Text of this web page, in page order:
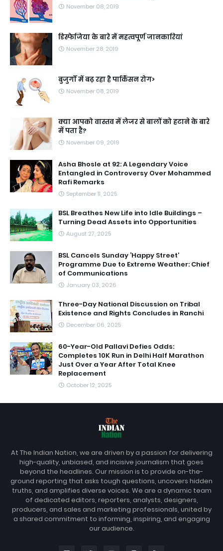
November 08, 2019
डिस्फेजिया के बारे में महत्वपूर्ण जानकारियां
November 28, 2019
बुजुर्गों में बढ़ रहा है पार्किंसन रोग>
November 08, 2019
क्या आपको वास्तव में लेजर से बालों को हटाने के बारे
में पता है?
November 09, 2019
Asha Bhosle at 92: A Legendary Voice
Entangled in Controversy Over Mohammed
Rafi Remarks
September 11, 2025
BSL Breathes New Life into Idle Buildings –
Turning Dead Assets into Opportunities
August 27, 2025
BSL Cancels Sunday ‘Happy Street’
Programme Due to Extreme Weather: Chief
of Communications
January 03, 2026
Three-Day National Discussion on Tribal
Existence and Rights Concludes in Ranchi
December 06, 2025
60-Year-Old Pallavi Defies Odds:
Completes 10K Run in Delhi Half Marathon
Just Over a Year After Total Knee
Replacement
October 12, 2025
At The Indian Nation, we are driven by a passion for delivering
high-quality, unbiased, and incisive journalism that goes
beyond the headlines. Our mission is to provide on-the-
ground reporting that asks tough questions, uncovers hidden
truths, and amplifies diverse voices. We are a dynamic team
of dedicated editors, reporters, analysts, designers,
producers, and sales and marketing professionals, united by
a shared commitment to informing, inspiring, and engaging
our audience.